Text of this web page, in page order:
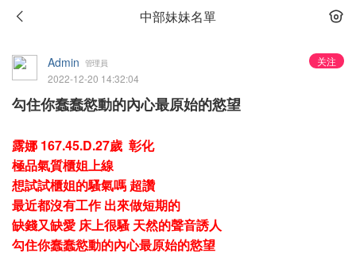
中部妹妹名單
关注
Admin 管理員
2022-12-20 14:32:04
勾住你蠢蠢慾動的內心最原始的慾望
露娜 167.45.D.27歲 彰化
極品氣質櫃姐上線
想試試櫃姐的騷氣嗎 超讚
最近都沒有工作 出來做短期的
缺錢又缺愛 床上很騷 天然的聲音誘人
勾住你蠢蠢慾動的內心最原始的慾望